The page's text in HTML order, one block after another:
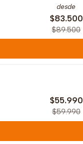
desde
$83.500
$89.500
$55.990
$59.990